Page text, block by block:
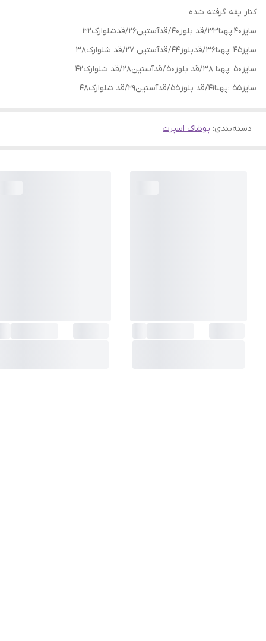
کنار یقه گرفته شده
سایز 40:پهنا33/قد بلوز40/قدآستین26/قدشلوارک32
سایز45 :پهنا36/قدبلوز44/قدآستین 27/قد شلوارک38
سایز 50 :پهنا 38/قد بلوز50/قدآستین28/قد شلوارک42
سایز 55 :پهنا41/قد بلوز55/قدآستین29/قد شلوارک48
دسته‌بندی: پوشاک اسپرت